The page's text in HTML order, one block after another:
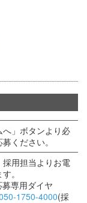
」ボタンより必
ください。
用担当よりお電
。
募専用ダイヤ
1750-4000(採